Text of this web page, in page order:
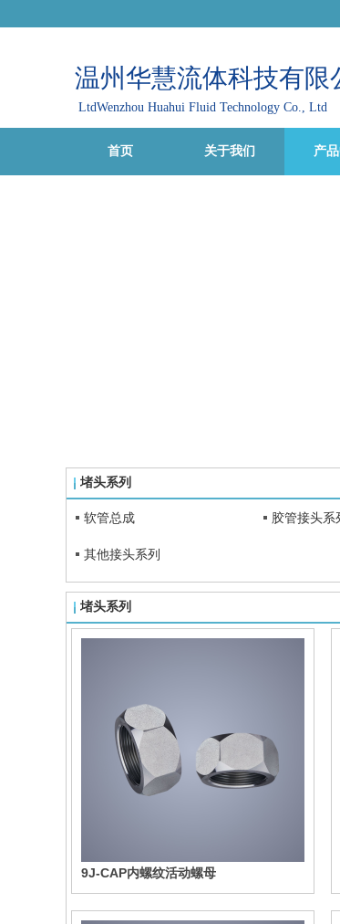
温州华慧流体科技有限
LtdWenzhou Huahui Fluid Technology Co., Ltd
首页 关于我们 产
堵头系列
软管总成 胶管接头系
其他接头系列
堵头系列
9J-CAP内螺纹活动螺母